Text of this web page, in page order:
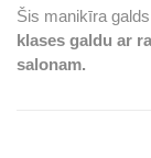
Šis manikīra
klases galdu ar
salonam.